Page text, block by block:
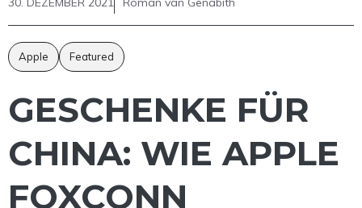
Apple Featured
GESCHENKE FÜR
CHINA: WIE APPLE
FOXCONN